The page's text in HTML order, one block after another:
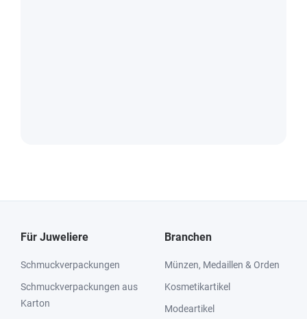
Für Juweliere
Schmuckverpackungen
Schmuckverpackungen aus
Karton
Branchen
Münzen, Medaillen & Orden
Kosmetikartikel
Modeartikel